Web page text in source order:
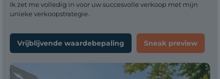
Ik zet me volledig in voor uw succesvolle verkoop met mijn
unieke verkoopstrategie.
Vrijblijvende waardebepaling Sneak preview